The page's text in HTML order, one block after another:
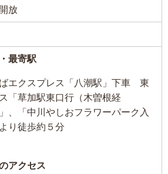
放
最寄駅
エクスプレス「八潮駅」下車 東
「草加駅東口行（木曽根経
、「中川やしおフラワーパーク入
り徒歩約５分
アクセス